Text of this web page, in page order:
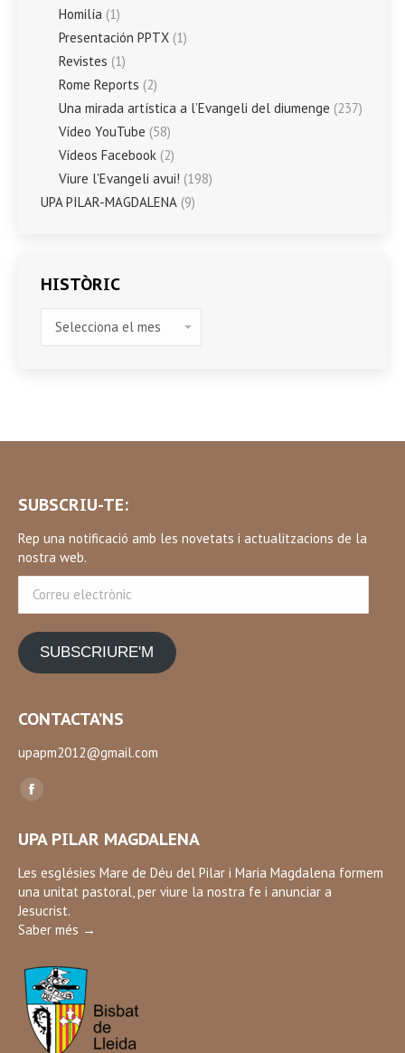
Homilía (1)
Presentación PPTX (1)
Revistes (1)
Rome Reports (2)
Una mirada artística a l’Evangeli del diumenge (237)
Vídeo YouTube (58)
Vídeos Facebook (2)
Viure l'Evangeli avui! (198)
UPA PILAR-MAGDALENA (9)
HISTÒRIC
SUBSCRIU-TE:
Rep una notificació amb les novetats i actualitzacions de la
nostra web.
electrònic
SUBSCRIURE'M
CONTACTA’NS
upapm2012@gmail.com
Find us on:
Facebook
opens
in
new
window
UPA PILAR MAGDALENA
Les esglésies Mare de Déu del Pilar i Maria Magdalena formem
una unitat pastoral, per viure la nostra fe i anunciar a
Jesucrist.
Saber més →